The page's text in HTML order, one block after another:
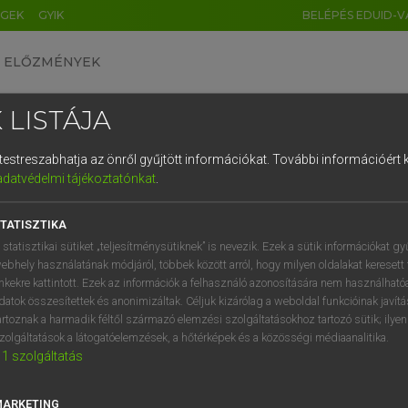
GYIK BELÉPÉS EDUID-
ELŐZMÉNYEK
angol szótár
fn gombfelhúzós óra
winderkeresése szótárainkban
LISTÁJA
az önről gyűjtött információkat. További információért
tájékoztatónkat.
statisztikai sütiket „teljesítménysütiknek” is nevezik. Ezek a sütik információkat
használatának módjáról, többek között arról, hogy milyen oldalakat keresett
kattintott. Ezek az információk a felhasználó azonosítására nem
összesítettek és anonimizáltak. Céljuk kizárólag a weboldal funkcióinak
a harmadik féltől származó elemzési szolgáltatásokhoz tartozó sütik;
a látogatóelemzések, a hőtérképek és a közösségi médiaanalitika.
1 szolgáltatás
DE CN FR ES IT NL
1 2 3 4 5 6 7 8 9
q w e r t z u i
a s d f g h j k l é
í y x c v b n m , .